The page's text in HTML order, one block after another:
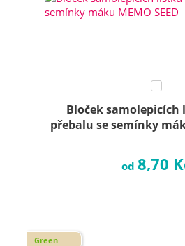
Bloček samolepicích
přebalu se semínky
od 8,70
Green